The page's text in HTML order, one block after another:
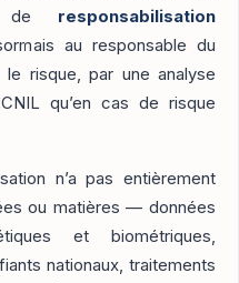
de responsabilisation
au responsable du
le risque, par une analyse
qu’en cas de risque
n’a pas entièrement
ou matières — données
et biométriques,
nationaux, traitements